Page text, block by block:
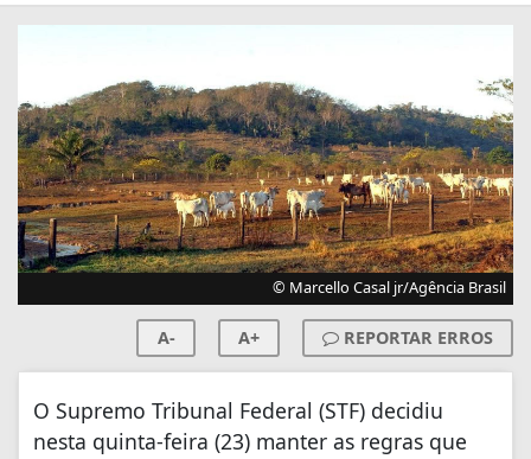
© Marcello Casal jr/Agência Brasil
A- A+ REPORTAR ERROS
O Supremo Tribunal Federal (STF) decidiu
nesta quinta-feira (23) manter as regras que